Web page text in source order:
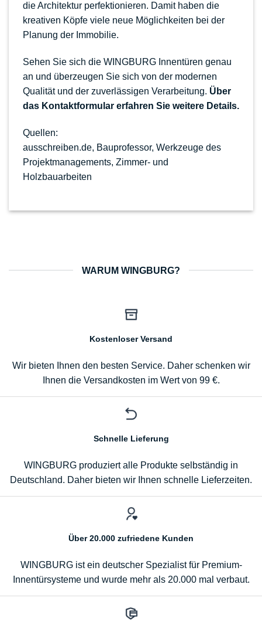
die Architektur perfektionieren. Damit haben die
kreativen Köpfe viele neue Möglichkeiten bei der
Planung der Immobilie.
Sehen Sie sich die WINGBURG Innentüren genau
an und überzeugen Sie sich von der modernen
Qualität und der zuverlässigen Verarbeitung. Über
das Kontaktformular erfahren Sie weitere Details.
Quellen:
ausschreiben.de, Bauprofessor, Werkzeuge des
Projektmanagements, Zimmer- und
Holzbauarbeiten
WARUM WINGBURG?
Kostenloser Versand
Wir bieten Ihnen den besten Service. Daher schenken wir
Ihnen die Versandkosten im Wert von 99 €.
Schnelle Lieferung
WINGBURG produziert alle Produkte selbständig in
Deutschland. Daher bieten wir Ihnen schnelle Lieferzeiten.
Über 20.000 zufriedene Kunden
WINGBURG ist ein deutscher Spezialist für Premium-
Innentürsysteme und wurde mehr als 20.000 mal verbaut.